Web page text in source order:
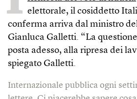
elettorale, il cosiddetto
conferma arriva dal ministro
Gianluca Galletti. “La
posta adesso, alla ripresa dei
spiegato Galletti.
Internazionale pubblica ogni